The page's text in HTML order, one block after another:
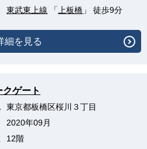
東武東上線 「 上板橋 」 徒歩9分
細を見る
ゲート
東京都板橋区桜川３丁目
2020年09月
12階